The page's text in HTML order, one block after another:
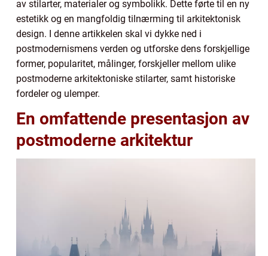
av stilarter, materialer og symbolikk. Dette førte til en ny
estetikk og en mangfoldig tilnærming til arkitektonisk
design. I denne artikkelen skal vi dykke ned i
postmodernismens verden og utforske dens forskjellige
former, popularitet, målinger, forskjeller mellom ulike
postmoderne arkitektoniske stilarter, samt historiske
fordeler og ulemper.
En omfattende presentasjon av
postmoderne arkitektur